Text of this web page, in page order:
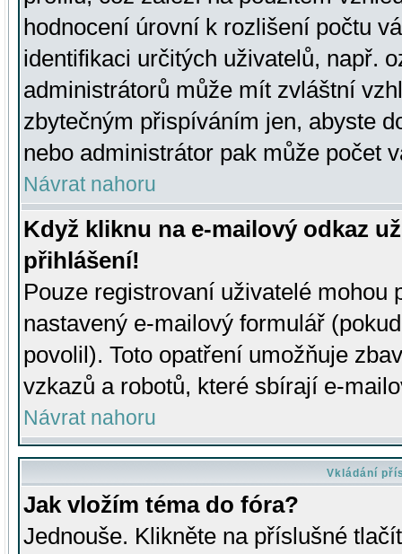
hodnocení úrovní k rozlišení počtu
identifikaci určitých uživatelů, např.
administrátorů může mít zvláštní
zbytečným přispíváním jen, abyste
nebo administrátor pak může počet
Návrat nahoru
Když kliknu na e-mailový odkaz
přihlášení!
Pouze registrovaní uživatelé mohou
nastavený e-mailový formulář
povolil). Toto opatření umožňuje
vzkazů a robotů, které sbírají e-
Návrat nahoru
Vkládání
Jak vložím téma do fóra?
Jednouše. Klikněte na příslušné